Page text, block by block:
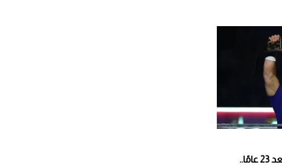
جون سينا يودع المصارعة بعد 23 عامًا..